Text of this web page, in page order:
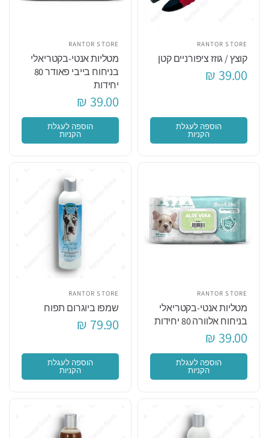
RANTOR STORE
קוצץ / גוזז ציפורניים קטן
39.00 ₪
הוספה לעגלת
הקניות
RANTOR STORE
מטליות אנטי-בקטריאלי
בניחוח בייבי פאודר 80
יחידות
39.00 ₪
הוספה לעגלת
הקניות
RANTOR STORE
מטליות אנטי-בקטריאלי
בניחוח אלוורה 80 יחידות
39.00 ₪
הוספה לעגלת
הקניות
RANTOR STORE
שמפו ביוגרום תפוח
79.90 ₪
הוספה לעגלת
הקניות